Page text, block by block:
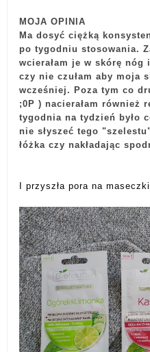
MOJA OPINIA
Ma dosyć ciężką
po tygodniu stosowania.
wcierałam je w skórę nóg
czy nie czułam aby moja
wcześniej. Poza tym co
;0P ) nacierałam również
tygodnia na tydzień było
nie słyszeć tego
łóżka czy nakładając
I przyszła pora na